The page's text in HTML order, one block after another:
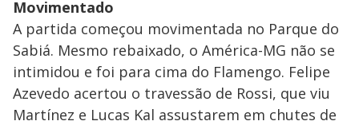
Movimentado
A partida começou movimentada no Parque do
Sabiá. Mesmo rebaixado, o América-MG não se
intimidou e foi para cima do Flamengo. Felipe
Azevedo acertou o travessão de Rossi, que viu
Martínez e Lucas Kal assustarem em chutes de